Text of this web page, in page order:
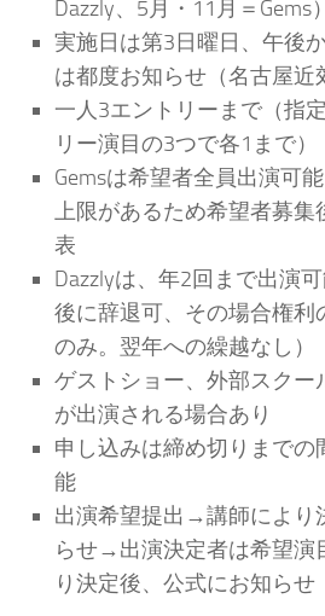
Dazzly、5月・11月＝Gems）
実施日は第3日曜日、午後
は都度お知らせ（名古屋近
一人3エントリーまで（指
リー演目の3つで各1まで）
Gemsは希望者全員出演可
上限があるため希望者募集
表
Dazzlyは、年2回まで出演
後に辞退可、その場合権利
のみ。翌年への繰越なし）
ゲストショー、外部スクー
が出演される場合あり
申し込みは締め切りまでの
能
出演希望提出→講師により
らせ→出演決定者は希望演
り決定後、公式にお知らせ